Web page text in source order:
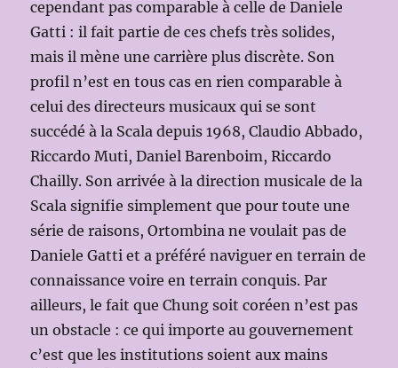
cependant pas comparable à celle de Daniele
Gatti : il fait partie de ces chefs très solides,
mais il mène une carrière plus discrète. Son
profil n’est en tous cas en rien comparable à
celui des directeurs musicaux qui se sont
succédé à la Scala depuis 1968, Claudio Abbado,
Riccardo Muti, Daniel Barenboim, Riccardo
Chailly. Son arrivée à la direction musicale de la
Scala signifie simplement que pour toute une
série de raisons, Ortombina ne voulait pas de
Daniele Gatti et a préféré naviguer en terrain de
connaissance voire en terrain conquis. Par
ailleurs, le fait que Chung soit coréen n’est pas
un obstacle : ce qui importe au gouvernement
c’est que les institutions soient aux mains